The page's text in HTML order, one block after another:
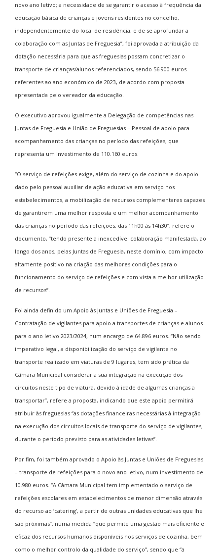
novo ano letivo; a necessidade de se garantir o acesso à frequência da
educação básica de crianças e jovens residentes no concelho,
independentemente do local de residência; e de se aprofundar a
colaboração com as Juntas de Freguesia”, foi aprovada a atribuição da
dotação necessária para que as freguesias possam concretizar o
transporte de crianças/alunos referenciados, sendo 56.900 euros
referentes ao ano económico de 2023, de acordo com proposta
apresentada pelo vereador da educação.
O executivo aprovou igualmente a Delegação de competências nas
Juntas de Freguesia e União de Freguesias – Pessoal de apoio para
acompanhamento das crianças no período das refeições, que
representa um investimento de 110.160 euros.
“O serviço de refeições exige, além do serviço de cozinha e do apoio
dado pelo pessoal auxiliar de ação educativa em serviço nos
estabelecimentos, a mobilização de recursos complementares capazes
de garantirem uma melhor resposta e um melhor acompanhamento
das crianças no período das refeições, das 11h00 às 14h30”, refere o
documento, “tendo presente a inexcedível colaboração manifestada, ao
longo dos anos, pelas Juntas de Freguesia, neste domínio, com impacto
altamente positivo na criação das melhores condições para o
funcionamento do serviço de refeições e com vista a melhor utilização
de recursos”.
Foi ainda definido um Apoio às Juntas e Uniões de Freguesia –
Contratação de vigilantes para apoio a transportes de crianças e alunos
para o ano letivo 2023/2024, num encargo de 64.896 euros. “Não sendo
imperativo legal, a disponibilização do serviço de vigilante no
transporte realizado em viaturas de 9 lugares, tem sido prática da
Câmara Municipal considerar a sua integração na execução dos
circuitos neste tipo de viatura, devido à idade de algumas crianças a
transportar”, refere a proposta, indicando que este apoio permitirá
atribuir às freguesias “as dotações financeiras necessárias à integração
na execução dos circuitos locais de transporte do serviço de vigilantes,
durante o período previsto para as atividades letivas”.
Por fim, foi também aprovado o Apoio às Juntas e Uniões de Freguesias
– transporte de refeições para o novo ano letivo, num investimento de
10.980 euros. “A Câmara Municipal tem implementado o serviço de
refeições escolares em estabelecimentos de menor dimensão através
do recurso ao ‘catering’, a partir de outras unidades educativas que lhe
são próximas”, numa medida “que permite uma gestão mais eficiente e
eficaz dos recursos humanos disponíveis nos serviços de cozinha, bem
como o melhor controlo da qualidade do serviço”, sendo que “a